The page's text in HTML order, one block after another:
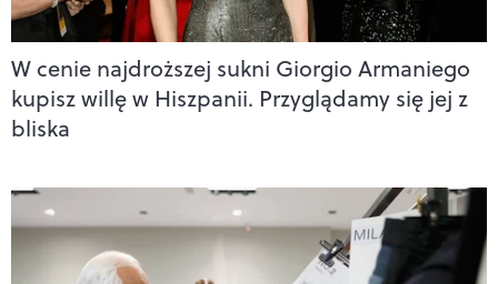
W cenie najdroższej sukni Giorgio Armaniego
kupisz willę w Hiszpanii. Przyglądamy się jej z
bliska